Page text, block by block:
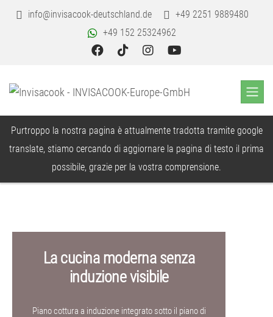
info@invisacook-deutschland.de
+49 2251 9889480
+49 152 25324962
Purtroppo la nostra pagina è attualmente tradotta tramite google
translate, stiamo cercando di aggiornare la pagina di testo il prima
possibile, grazie per la vostra comprensione.
La cucina moderna senza
induzione visibile
Piano cottura a induzione integrato sotto il piano di